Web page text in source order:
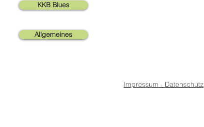
KKB Blues
Allgemeines
Impressum - Datenschutz